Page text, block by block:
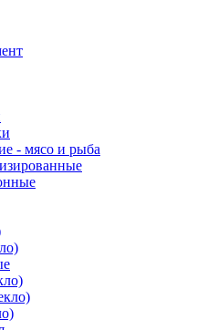
- мясо и рыба